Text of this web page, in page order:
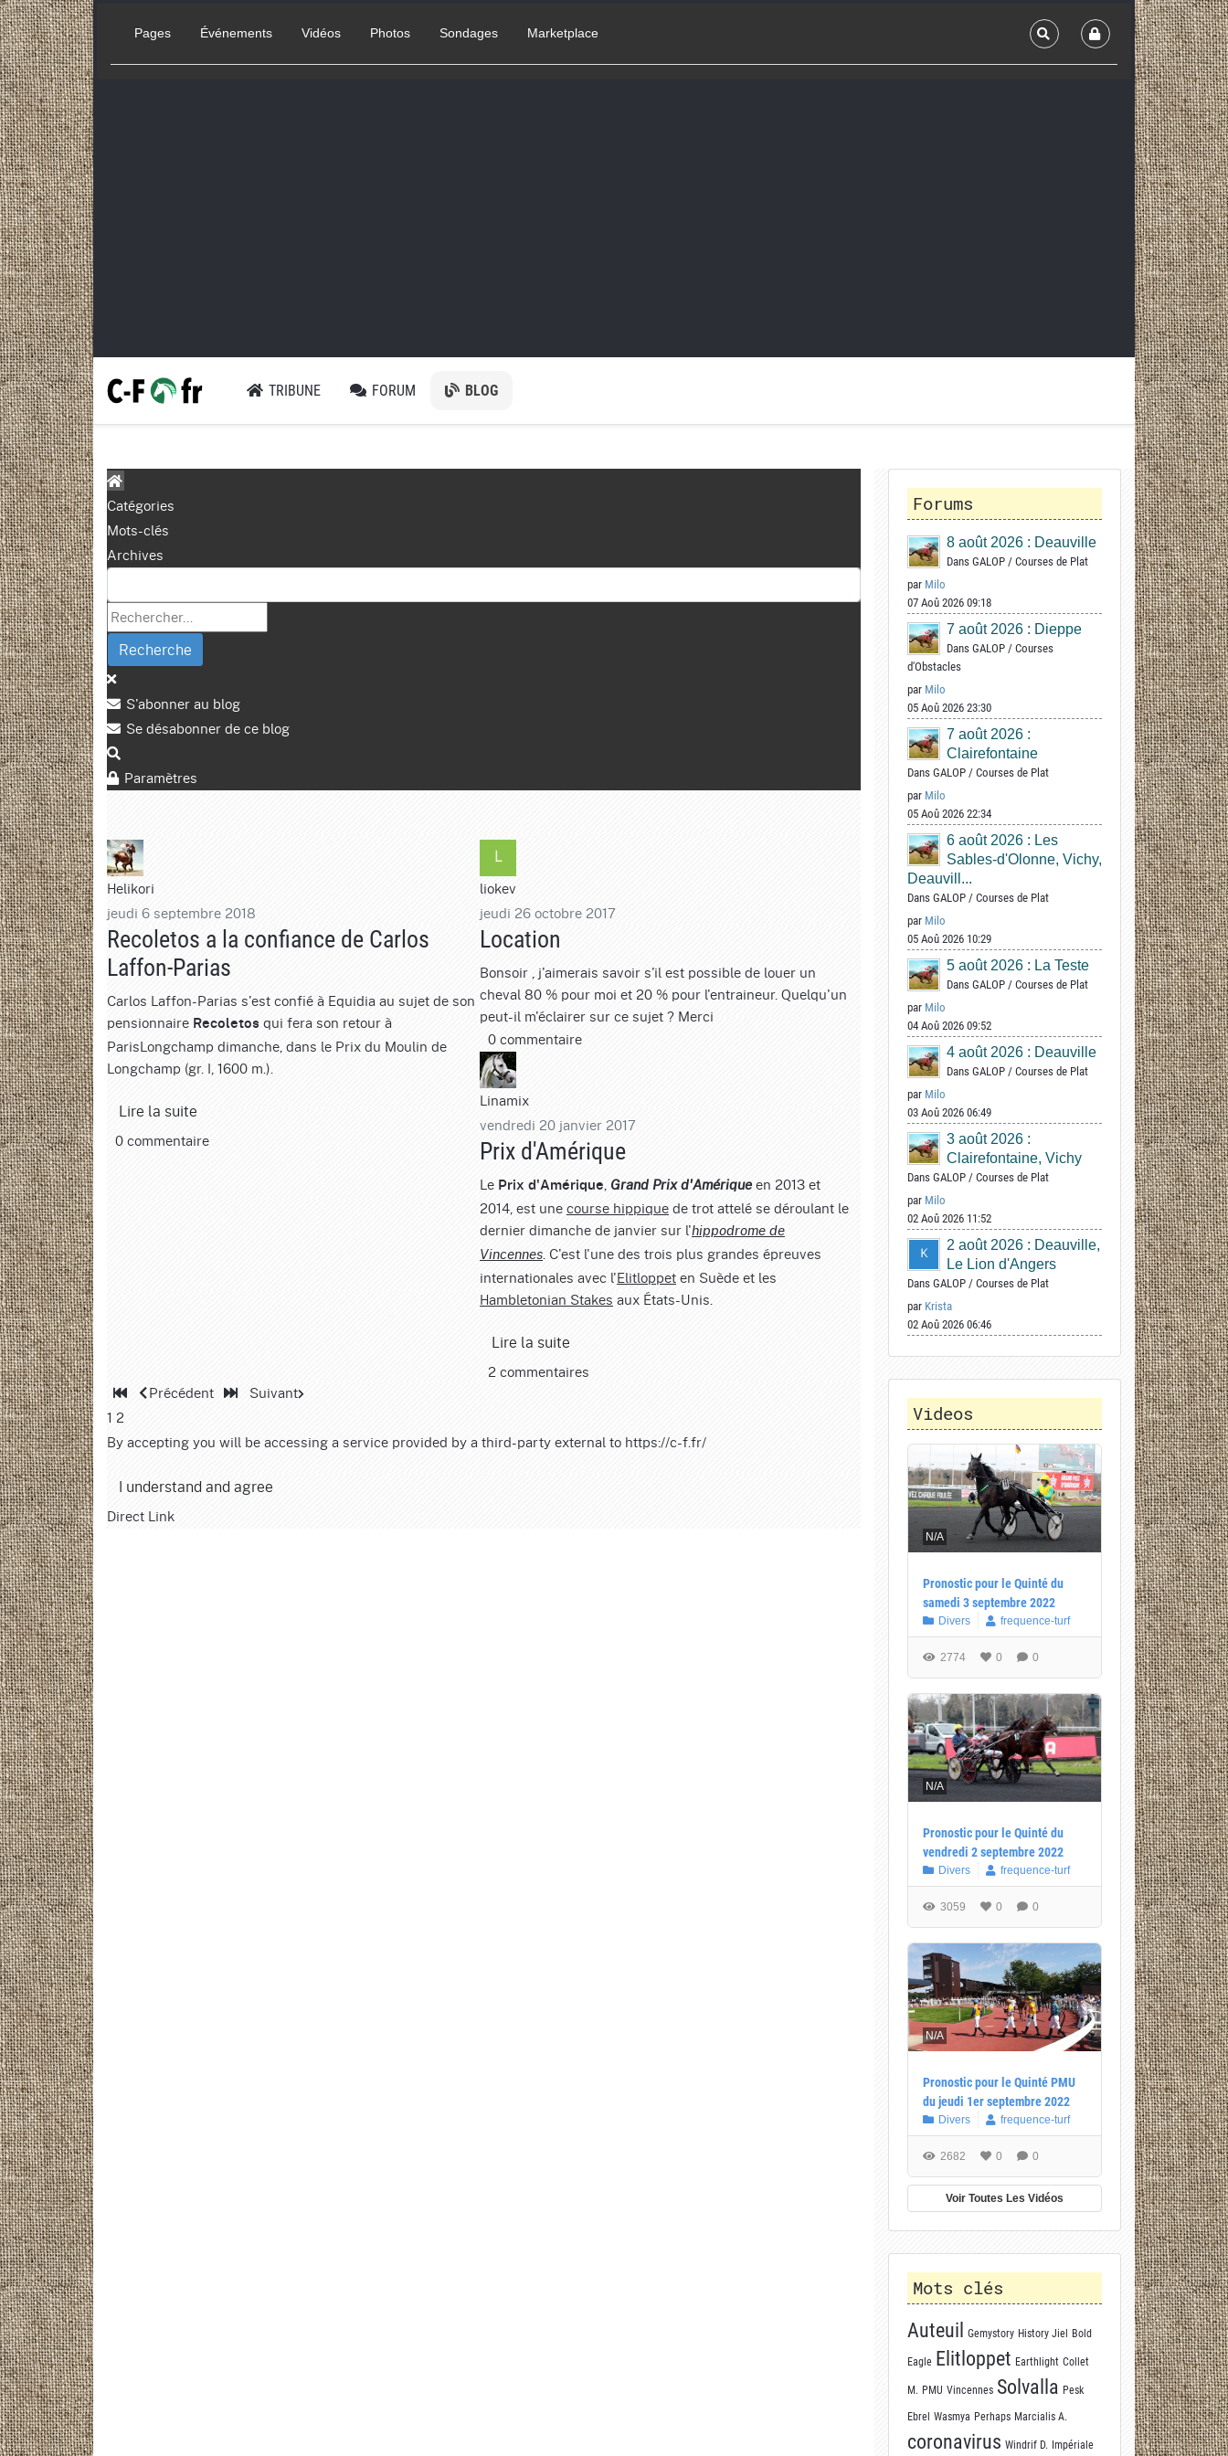
Pages Événements Vidéos Photos Sondages Marketplace
TRIBUNE FORUM BLOG
Catégories
Mots-clés
Archives
Recherche
S'abonner au blog
Se désabonner de ce blog
Paramètres
Helikori
jeudi 6 septembre 2018
Recoletos a la confiance de Carlos
Laffon-Parias
Carlos Laffon-Parias s'est confié à Equidia au sujet de son
pensionnaire Recoletos qui fera son retour à
ParisLongchamp dimanche, dans le Prix du Moulin de
Longchamp (gr. I, 1600 m.).
Lire la suite
0 commentaire
liokev
jeudi 26 octobre 2017
Location
Bonsoir , j'aimerais savoir s'il est possible de louer un
cheval 80 % pour moi et 20 % pour l'entraineur. Quelqu'un
peut-il m'éclairer sur ce sujet ? Merci
0 commentaire
Linamix
vendredi 20 janvier 2017
Prix d'Amérique
Le Prix d'Amérique, Grand Prix d'Amériqueen 2013 et
2014, est unecourse hippiquede trot attelé se déroulant le
dernier dimanche de janvier sur l'hippodrome de
Vincennes. C'est l'une des trois plus grandes épreuves
internationales avec l'Elitloppeten Suède et les
Hambletonian Stakes aux États-Unis.
Lire la suite
2 commentaires
Précédent
Suivant
1 2
By accepting you will be accessing a service provided by a third-party external to https://c-f.fr/
I understand and agree
Direct Link
Forums
8 août 2026 : Deauville
Dans GALOP / Courses de Plat
par Milo
07 Aoû 2026 09:18
7 août 2026 : Dieppe
Dans GALOP / Courses
d'Obstacles
par Milo
05 Aoû 2026 23:30
7 août 2026 :
Clairefontaine
Dans GALOP / Courses de Plat
par Milo
05 Aoû 2026 22:34
6 août 2026 : Les
Sables-d'Olonne, Vichy,
Deauvill...
Dans GALOP / Courses de Plat
par Milo
05 Aoû 2026 10:29
5 août 2026 : La Teste
Dans GALOP / Courses de Plat
par Milo
04 Aoû 2026 09:52
4 août 2026 : Deauville
Dans GALOP / Courses de Plat
par Milo
03 Aoû 2026 06:49
3 août 2026 :
Clairefontaine, Vichy
Dans GALOP / Courses de Plat
par Milo
02 Aoû 2026 11:52
2 août 2026 : Deauville,
Le Lion d'Angers
Dans GALOP / Courses de Plat
par Krista
02 Aoû 2026 06:46
Videos
N/A
Pronostic pour le Quinté du
samedi 3 septembre 2022
Divers frequence-turf
2774 0 0
N/A
Pronostic pour le Quinté du
vendredi 2 septembre 2022
Divers frequence-turf
3059 0 0
N/A
Pronostic pour le Quinté PMU
du jeudi 1er septembre 2022
Divers frequence-turf
2682 0 0
Voir Toutes Les Vidéos
Mots clés
Auteuil
Gemystory History Jiel Bold
Eagle Elitloppet Earthlight Collet
M. PMU Vincennes Solvalla Pesk
Ebrel Wasmya Perhaps Marcialis A.
coronavirus Windrif D. Impériale